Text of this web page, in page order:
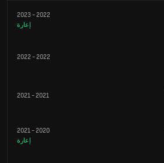
2022
-
2023
إعارة
2022
-
2022
2021
-
2021
2020
-
2021
إعارة